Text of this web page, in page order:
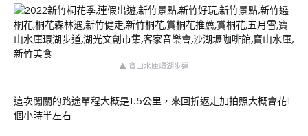
▲ 寶山水庫環湖步道
這次闖關的路途單程大概是1.5公里，來回折返走加拍照大概會花1
個小時半左右